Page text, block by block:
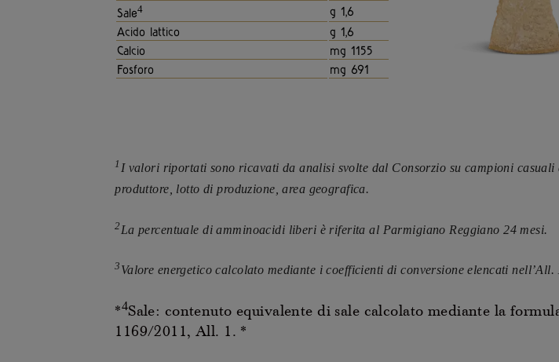
Sale4
g 1,6
Acido lattico
g 1,6
Calcio
mg 1155
Fosforo
mg 691
1 I valori riportati sono ricavati da analisi svolte dal Consorzio su campioni
produttore, lotto di produzione, area geografica.
2 La percentuale di amminoacidi liberi è riferita al Parmigiano Reggiano 24 mesi.
3 Valore energetico calcolato mediante i coefficienti di conversione elencati nell’All.
*4Sale: contenuto equivalente di sale calcolato mediante la
1169/2011, All. 1. *